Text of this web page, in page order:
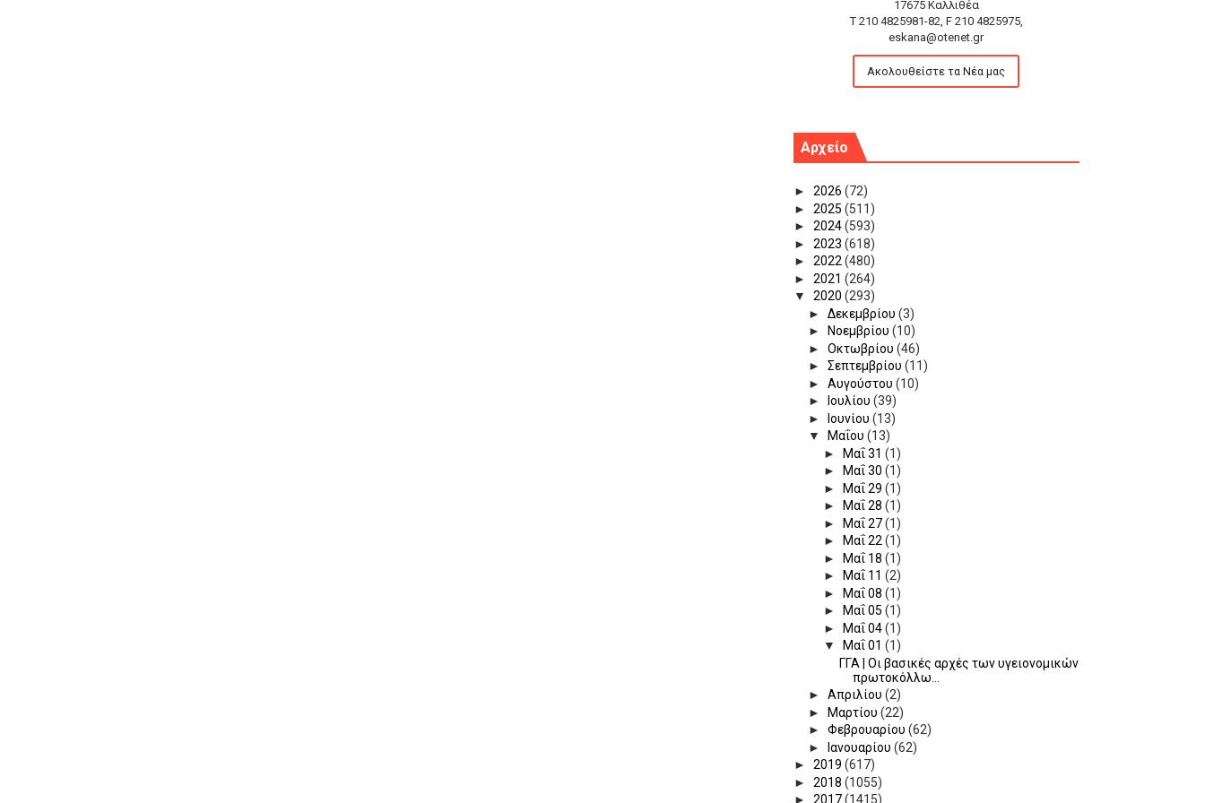
17675 Καλλιθέα
T 210 4825981-82, F 210 4825975,
eskana@otenet.gr
Ακολουθείστε τα Νέα μας
Αρχείο
► 2026 (72)
► 2025 (511)
► 2024(593)
► 2023 (618)
► 2022(480)
► 2021 (264)
▼ 2020 (293)
►Δεκεμβρίου(3)
► Νοεμβρίου(10)
►Οκτωβρίου(46)
►Σεπτεμβρίου(11)
►Αυγούστου(10)
►
Ιουλίου(39)
►
Ιουνίου(13)
▼ Μαΐου(13)
►
Μαΐ 31(1)
►
Μαΐ 30(1)
►
Μαΐ 29(1)
►
Μαΐ 28(1)
►
Μαΐ 27(1)
►
Μαΐ 22(1)
►
Μαΐ 18(1)
►
Μαΐ 11(2)
►
Μαΐ 08(1)
►
Μαΐ 05(1)
►
Μαΐ 04(1)
▼
Μαΐ 01(1)
ΓΓΑ | Οι βασικές αρχές των υγειονομικών
πρωτοκόλλω...
►Απριλίου(2)
► Μαρτίου(22)
►Φεβρουαρίου(62)
►
Ιανουαρίου(62)
► 2019 (617)
► 2018 (1055)
► 2017(1415)